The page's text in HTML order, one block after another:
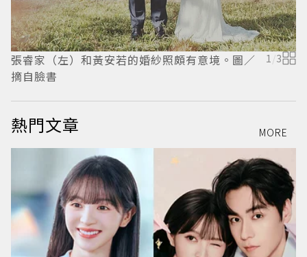
張睿家（左）和黃安若的婚紗照頗有意境。圖／
摘自臉書
1/3
熱門文章 MORE